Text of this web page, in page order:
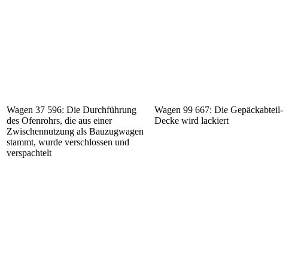
Wagen 37 596: Die Durchführung
des Ofenrohrs, die aus einer
Zwischennutzung als Bauzugwagen
stammt, wurde verschlossen und
verspachtelt
Wagen 99 667: Die Gepäckabteil-
Decke wird lackiert